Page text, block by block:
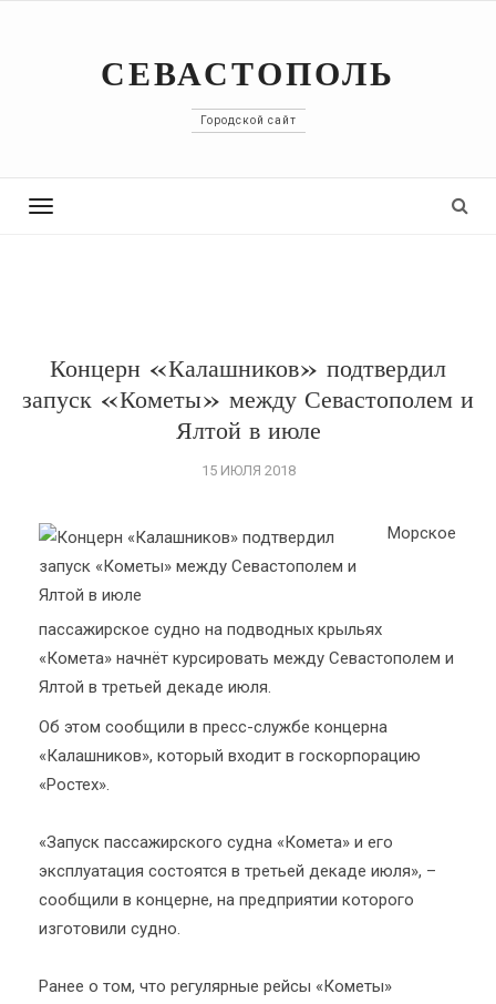
СЕВАСТОПОЛЬ
Городской сайт
Toggle
Концерн «Калашников» подтвердил
запуск «Кометы» между Севастополем и
Ялтой в июле
15 ИЮЛЯ 2018
Морское
пассажирское судно на подводных крыльях
«Комета» начнёт курсировать между Севастополем и
Ялтой в третьей декаде июля.
Об этом сообщили в пресс-службе концерна
«Калашников», который входит в госкорпорацию
«Ростех».
«Запуск пассажирского судна «Комета» и его
эксплуатация состоятся в третьей декаде июля», –
сообщили в концерне, на предприятии которого
изготовили судно.
Ранее о том, что регулярные рейсы «Кометы»